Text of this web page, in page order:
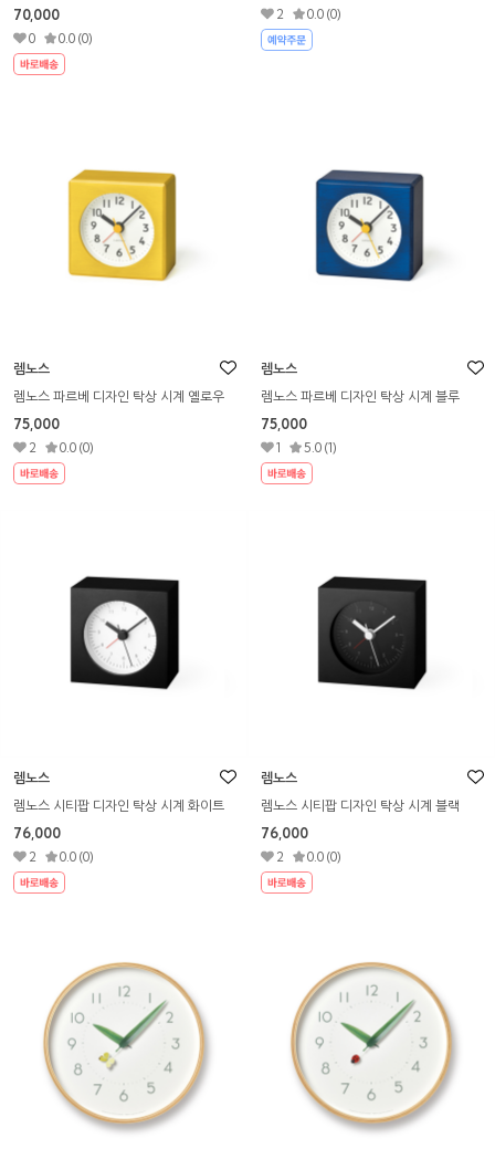
70,000
0 0.0 (0)
2 0.0 (0)
렘노스
렘노스 파르베 디자인 탁상 시계 옐로우
75,000
2 0.0 (0)
렘노스
렘노스 파르베 디자인 탁상 시계 블루
75,000
1 5.0 (1)
렘노스
렘노스 시티팝 디자인 탁상 시계 화이트
76,000
2 0.0 (0)
렘노스
렘노스 시티팝 디자인 탁상 시계 블랙
76,000
2 0.0 (0)